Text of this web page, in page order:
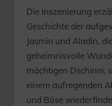
Die Inszenierung
Geschichte der
Jasmin und Aladin,
geheimnisvolle
mächtigen Dschinni,
einem aufregenden
und Böse